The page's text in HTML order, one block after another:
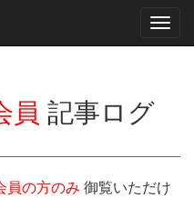
員 記事ログ
員の方のみ 御覧いただけ